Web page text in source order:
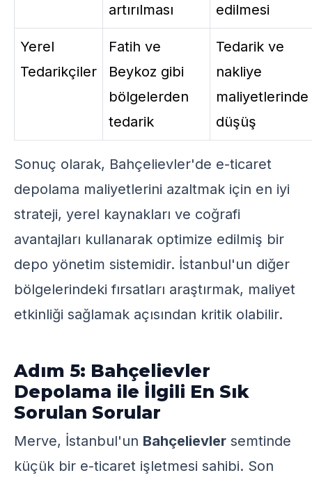
artırılması edilmesi
Yerel
Tedarikçiler
Fatih ve
Beykoz gibi
bölgelerden
tedarik
Tedarik ve
nakliye
maliyetlerinde
düşüş
Sonuç olarak, Bahçelievler'de e-ticaret
depolama maliyetlerini azaltmak için en iyi
strateji, yerel kaynakları ve coğrafi
avantajları kullanarak optimize edilmiş bir
depo yönetim sistemidir. İstanbul'un diğer
bölgelerindeki fırsatları araştırmak, maliyet
etkinliği sağlamak açısından kritik olabilir.
Adım 5: Bahçelievler
Depolama ile İlgili En Sık
Sorulan Sorular
Merve, İstanbul'un Bahçelievler semtinde
küçük bir e-ticaret işletmesi sahibi. Son